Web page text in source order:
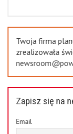
Twoja firma
zrealizowała
Zapisz się na
Email